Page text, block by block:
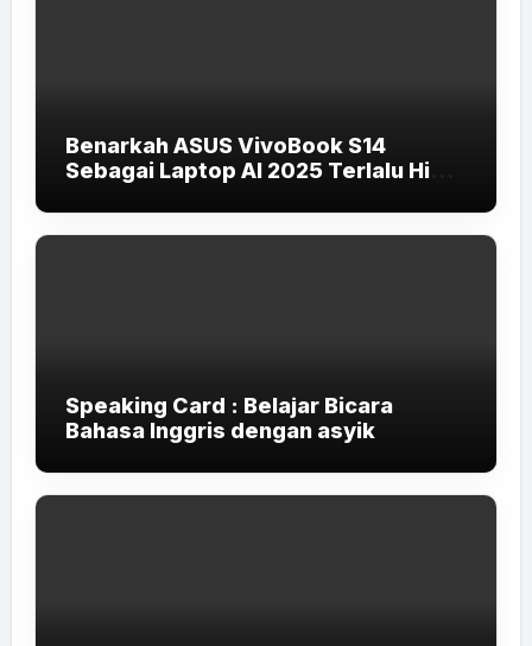
Benarkah ASUS VivoBook S14
Sebagai Laptop AI 2025 Terlalu High-
Speaking Card : Belajar Bicara
Bahasa Inggris dengan asyik